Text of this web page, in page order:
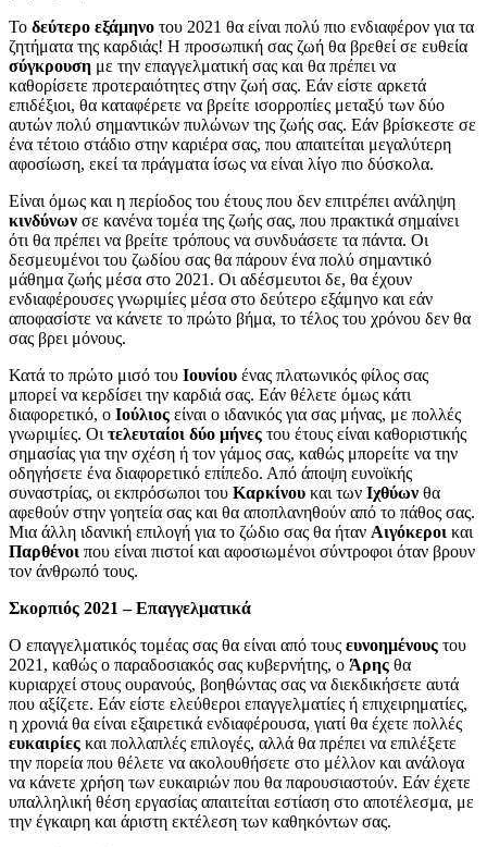
Το δεύτερο εξάμηνο του 2021 θα είναι πολύ πιο ενδιαφέρον για τα
ζητήματα της καρδιάς! Η προσωπική σας ζωή θα βρεθεί σε ευθεία
σύγκρουση με την επαγγελματική σας και θα πρέπει να
καθορίσετε προτεραιότητες στην ζωή σας. Εάν είστε αρκετά
επιδέξιοι, θα καταφέρετε να βρείτε ισορροπίες μεταξύ των δύο
αυτών πολύ σημαντικών πυλώνων της ζωής σας. Εάν βρίσκεστε σε
ένα τέτοιο στάδιο στην καριέρα σας, που απαιτείται μεγαλύτερη
αφοσίωση, εκεί τα πράγματα ίσως να είναι λίγο πιο δύσκολα.
Είναι όμως και η περίοδος του έτους που δεν επιτρέπει ανάληψη
κινδύνων σε κανένα τομέα της ζωής σας, που πρακτικά σημαίνει
ότι θα πρέπει να βρείτε τρόπους να συνδυάσετε τα πάντα. Οι
δεσμευμένοι του ζωδίου σας θα πάρουν ένα πολύ σημαντικό
μάθημα ζωής μέσα στο 2021. Οι αδέσμευτοι δε, θα έχουν
ενδιαφέρουσες γνωριμίες μέσα στο δεύτερο εξάμηνο και εάν
αποφασίστε να κάνετε το πρώτο βήμα, το τέλος του χρόνου δεν θα
σας βρει μόνους.
Κατά το πρώτο μισό του Ιουνίου ένας πλατωνικός φίλος σας
μπορεί να κερδίσει την καρδιά σας. Εάν θέλετε όμως κάτι
διαφορετικό, ο Ιούλιος είναι ο ιδανικός για σας μήνας, με πολλές
γνωριμίες. Οι τελευταίοι δύο μήνες του έτους είναι καθοριστικής
σημασίας για την σχέση ή τον γάμος σας, καθώς μπορείτε να την
οδηγήσετε ένα διαφορετικό επίπεδο. Από άποψη ευνοϊκής
συναστρίας, οι εκπρόσωποι του Καρκίνου και των Ιχθύων θα
αφεθούν στην γοητεία σας και θα αποπλανηθούν από το πάθος σας.
Μια άλλη ιδανική επιλογή για το ζώδιο σας θα ήταν Αιγόκεροι και
Παρθένοι που είναι πιστοί και αφοσιωμένοι σύντροφοι όταν βρουν
τον άνθρωπό τους.
Σκορπιός 2021 – Επαγγελματικά
Ο επαγγελματικός τομέας σας θα είναι από τους ευνοημένους του
2021, καθώς ο παραδοσιακός σας κυβερνήτης, ο Άρης θα
κυριαρχεί στους ουρανούς, βοηθώντας σας να διεκδικήσετε αυτά
που αξίζετε. Εάν είστε ελεύθεροι επαγγελματίες ή επιχειρηματίες,
η χρονιά θα είναι εξαιρετικά ενδιαφέρουσα, γιατί θα έχετε πολλές
ευκαιρίες και πολλαπλές επιλογές, αλλά θα πρέπει να επιλέξετε
την πορεία που θέλετε να ακολουθήσετε στο μέλλον και ανάλογα
να κάνετε χρήση των ευκαιριών που θα παρουσιαστούν. Εάν έχετε
υπαλληλική θέση εργασίας απαιτείται εστίαση στο αποτέλεσμα, με
την έγκαιρη και άριστη εκτέλεση των καθηκόντων σας.